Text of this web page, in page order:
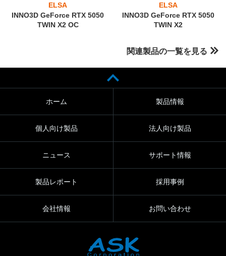
ELSA
INNO3D GeForce RTX 5050
TWIN X2 OC
ELSA
INNO3D GeForce RTX 5050
TWIN X2
関連製品の一覧を見る
ホーム 製品情報
個人向け製品 法人向け製品
ニュース サポート情報
製品レポート 採用事例
会社情報 お問い合わせ